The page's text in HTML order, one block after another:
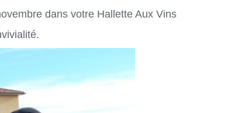
dans votre Hallette Aux Vins